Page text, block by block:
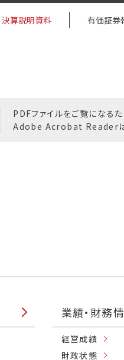
決算説明資料 有価証券
PDFファイルをご覧にな
Adobe Acrobat Readerはア
業績・財務
経営成績
財政状態